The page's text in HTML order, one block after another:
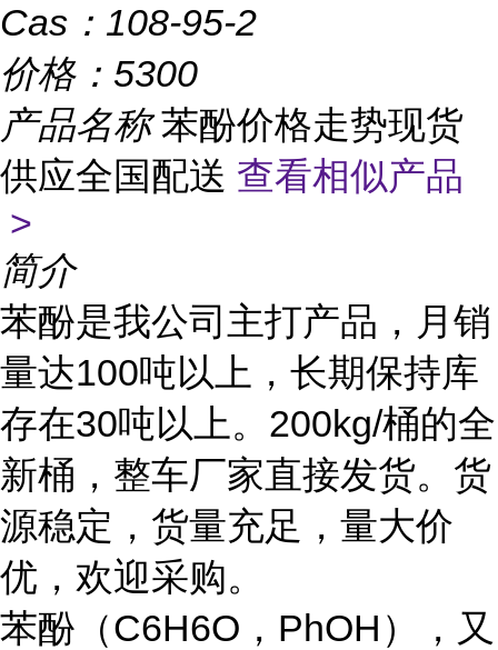
Cas： 108-95-2
价格： 5300
产品名称苯酚价格走势现货
供应全国配送 查看相似产品
>
简介
苯酚是我公司主打产品，月销
量达100吨以上，长期保持库
存在30吨以上。200kg/桶的全
新桶，整车厂家直接发货。货
源稳定，货量充足，量大价
优，欢迎采购。
苯酚（C6H6O，PhOH），又